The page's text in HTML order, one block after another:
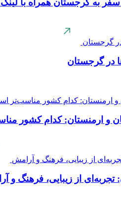
به گرجستان همراه با لینک
در گرجستان
و ارمنستان: کدام کشور
از زیبایی، فرهنگ و